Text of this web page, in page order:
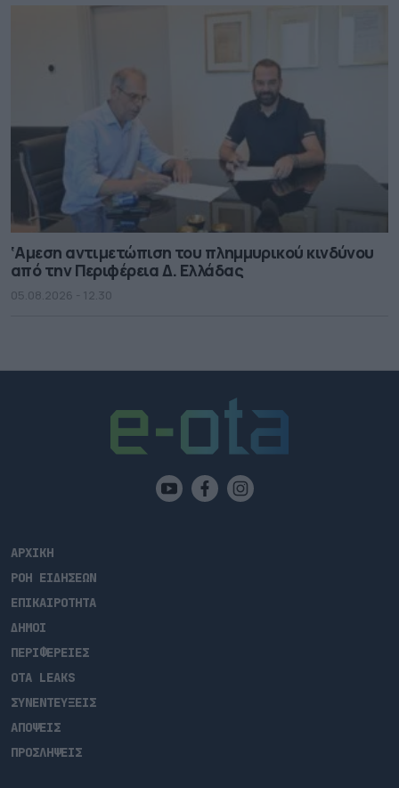
‘Αμεση αντιμετώπιση του πλημμυρικού κινδύνου
από την Περιφέρεια Δ. Ελλάδας
05.08.2026 - 12.30
ΑΡΧΙΚΗ
ΡΟΗ ΕΙΔΗΣΕΩΝ
ΕΠΙΚΑΙΡΟΤΗΤΑ
ΔΗΜΟΙ
ΠΕΡΙΦΕΡΕΙΕΣ
OTA LEAKS
ΣΥΝΕΝΤΕΥΞΕΙΣ
ΑΠΟΨΕΙΣ
ΠΡΟΣΛΗΨΕΙΣ